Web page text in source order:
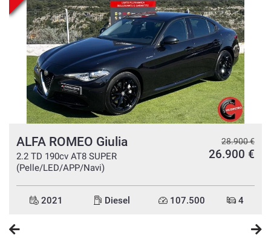
ALFA ROMEO Giulia
2.2 TD 190cv AT8 SUPER
(Pelle/LED/APP/Navi)
28.900 €
26.900 €
2021 Diesel 107.500 4